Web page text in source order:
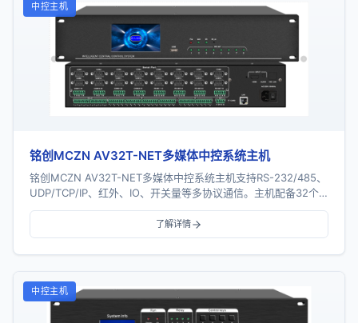
中控主机
铭创MCZN AV32T-NET多媒体中控系统主机
铭创MCZN AV32T-NET多媒体中控系统主机支持RS-232/485、
UDP/TCP/IP、红外、IO、开关量等多协议通信。主机配备32个
串口、16个红外...
了解详情
中控主机